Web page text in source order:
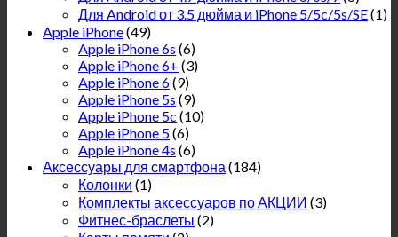
Для Android от 3.5 дюйма и iPhone 5/5c/5s/SE(1)
Apple iPhone(49)
Apple iPhone 6s (6)
Apple iPhone 6+ (3)
Apple iPhone 6(9)
Apple iPhone 5s (9)
Apple iPhone 5c (10)
Apple iPhone 5(6)
Apple iPhone 4s (6)
Аксессуары для смартфона (184)
Колонки (1)
Комплекты аксессуаров по АКЦИИ (3)
Фитнес-браслеты (2)